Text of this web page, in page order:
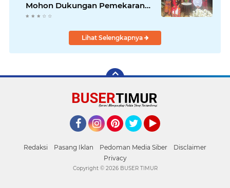
Mohon Dukungan Pemekaran
Daerah Amanatun
Lihat Selengkapnya
Redaksi Pasang Iklan Pedoman Media Siber
Disclaimer
Privacy
Copyright © 2026 BUSER TIMUR